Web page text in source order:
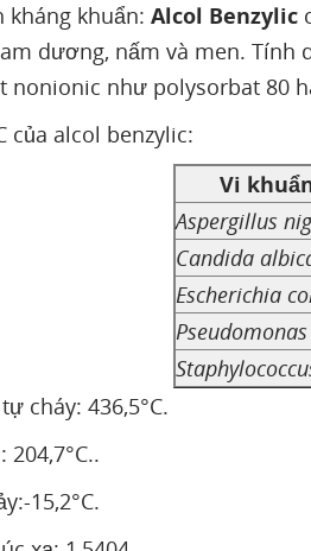
kháng khuẩn: Alcol Benzylic
dương, nấm và men.
nonionic như polysorbat 80
của alcol benzylic:
Vi
Aspergillus
Candida
Escherichia
cháy: 436,5°C.
15,2°C.